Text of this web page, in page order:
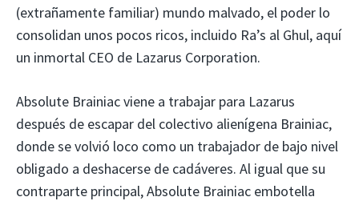
(extrañamente familiar) mundo malvado, el poder lo
consolidan unos pocos ricos, incluido Ra’s al Ghul, aquí
un inmortal CEO de Lazarus Corporation.
Absolute Brainiac viene a trabajar para Lazarus
después de escapar del colectivo alienígena Brainiac,
donde se volvió loco como un trabajador de bajo nivel
obligado a deshacerse de cadáveres. Al igual que su
contraparte principal, Absolute Brainiac embotella